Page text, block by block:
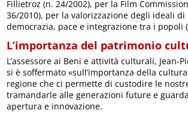
Fillietroz (n. 24/2002), per la Film
36/2010), per la valorizzazione degli ideali
democrazia, pace e integrazione tra i popoli
L’importanza del patrimonio
L’assessore ai Beni e attività culturali, Jean-
si è soffermato «sull’importanza della
regione che ci permette di custodire le
tramandarle alle generazioni future e
apertura e innovazione.